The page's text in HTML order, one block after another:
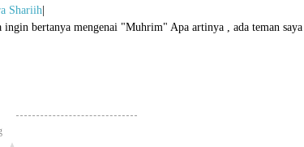
Shariih
bertanya mengenai "Muhrim" Apa artinya , ada teman saya